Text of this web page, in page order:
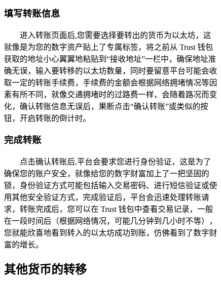
填写转账信息
进入转账页面后,您需要选择要转出的货币为以太坊，这
就像是为您的数字资产贴上了专属标签，将之前从 Trust 钱包
获取的地址小心翼翼地粘贴到“接收地址”一栏中，确保地址准
确无误，输入要转移的以太坊数量，同时要留意平台可能会收
取一定的转账手续费，手续费的金额会根据网络拥堵情况等因
素有所不同，就像交通拥堵时的过路费一样，会随着路况而变
化，确认转账信息无误后，果断点击“确认转账”或类似的按
钮，开启转账的倒计时。
完成转账
点击确认转账后,平台会要求您进行身份验证，这是为了
确保您的账户安全，就像给您的数字财富加上了一把坚固的
锁，身份验证方式可能包括输入交易密码、进行短信验证或使
用其他安全验证方式，完成验证后，平台会迅速处理转账请
求，转账完成后，您可以在 Trust 钱包中查看交易记录，一般
在一段时间后（根据网络情况，可能几分钟到几小时不等），
您就能欣喜地看到转入的以太坊成功到账，仿佛看到了数字财
富的增长。
其他货币的转移